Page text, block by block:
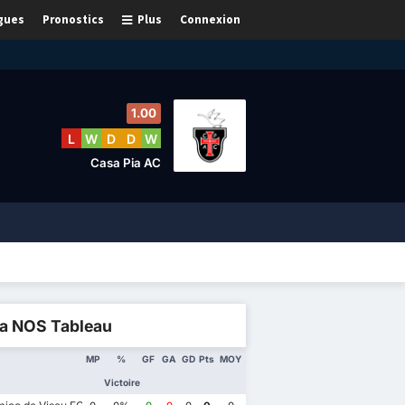
Connexion
Plus
Pronostics
1.00
L W D D W
Casa Pia AC
NOS Tableau
MP %
Victoire
GF GA GD Pts MOY